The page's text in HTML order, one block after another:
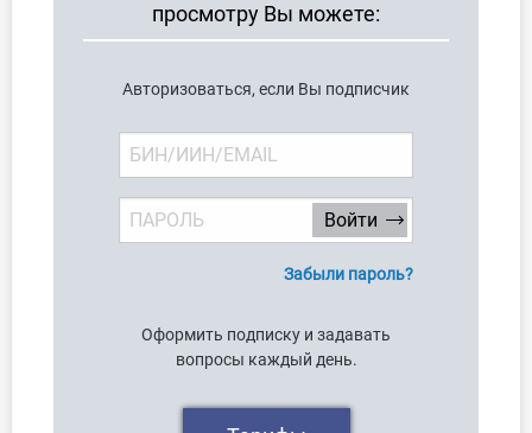
просмотру Вы можете:
Авторизоваться, если Вы подписчик
Забыли пароль?
Оформить подписку и задавать
вопросы каждый день.